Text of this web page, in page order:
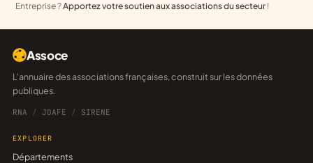
Entreprise ?Apportez votre soutien aux associations du secteur !
Assoce
L'annuaire des associations françaises, construit sur les données
publiques.
RNA / JOAFE / SIRENE
EXPLORER
Départements